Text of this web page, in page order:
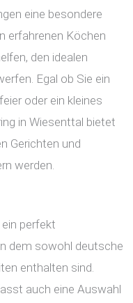
eine besondere
erfahrenen Köchen
den idealen
Egal ob Sie ein
oder ein kleines
in Wiesenttal bietet
Gerichten und
werden.
perfekt
dem sowohl deutsche
enthalten sind.
auch eine Auswahl